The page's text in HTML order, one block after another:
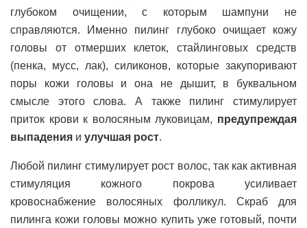
глубоком очищении, с которым шампуни не
справляются. Именно пилинг глубоко очищает кожу
головы от отмерших клеток, стайлинговых средств
(пенка, мусс, лак), силиконов, которые закупоривают
поры кожи головы и она не дышит, в буквальном
смысле этого слова. А также пилинг стимулирует
приток крови к волосяным луковицам, предупреждая
выпадения и улучшая рост.
Любой пилинг стимулирует рост волос, так как активная
стимуляция кожного покрова усиливает
кровоснабжение волосяных фолликул. Скраб для
пилинга кожи головы можно купить уже готовый, почти